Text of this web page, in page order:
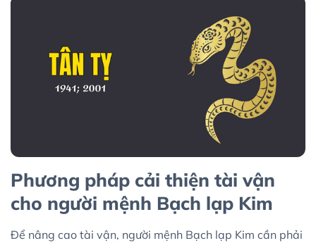
Phương pháp cải thiện tài vận
cho người mệnh Bạch lạp Kim
Để nâng cao tài vận, người mệnh Bạch lạp Kim cần phải